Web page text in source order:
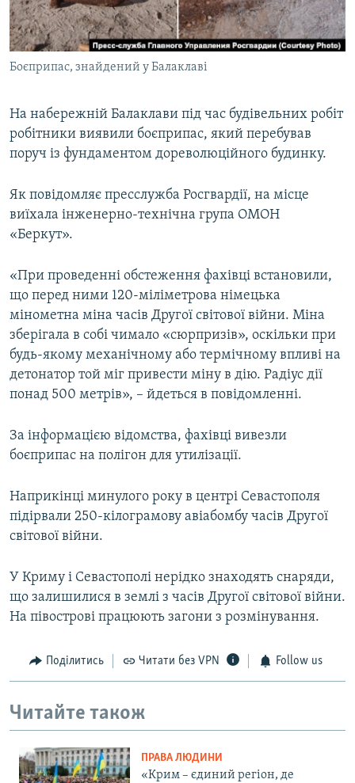
ВІДЕОУРОКИ «ELIFBE»
СВІДЧЕННЯ ОКУПАЦІЇ
УКРАЇНСЬКА ПРОБЛЕМА КРИМУ
Русский
Qırımtatar
Боєприпас, знайдений у Балаклаві
На набережній Балаклави під час будівельних робіт
робітники виявили боєприпас, який перебував
поруч із фундаментом дореволюційного будинку.
Як повідомляє пресслужба Росгвардії, на місце
виїхала інженерно-технічна група ОМОН
«Беркут».
«При проведенні обстеження фахівці встановили,
що перед ними 120-міліметрова німецька
мінометна міна часів Другої світової війни. Міна
зберігала в собі чимало «сюрпризів», оскільки при
будь-якому механічному або термічному впливі на
детонатор той міг привести міну в дію. Радіус дії
понад 500 метрів», – йдеться в повідомленні.
За інформацією відомства, фахівці вивезли
боєприпас на полігон для утилізації.
Наприкінці минулого року в центрі Севастополя
підірвали 250-кілограмову авіабомбу часів Другої
світової війни.
У Криму і Севастополі нерідко знаходять снаряди,
що залишилися в землі з часів Другої світової війни.
На півострові працюють загони з розмінування.
Поділитись Читати без VPN Follow us
Читайте також
ПРАВА ЛЮДИНИ
«Крим – єдиний регіон, де